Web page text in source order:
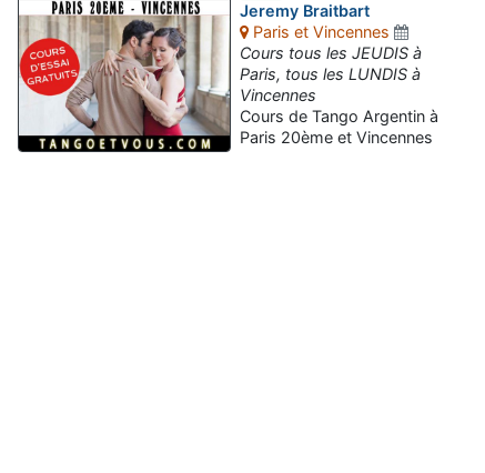
Jeremy Braitbart
Paris et Vincennes
Cours tous les JEUDIS à
Paris, tous les LUNDIS à
Vincennes
Cours de Tango Argentin à
Paris 20ème et Vincennes